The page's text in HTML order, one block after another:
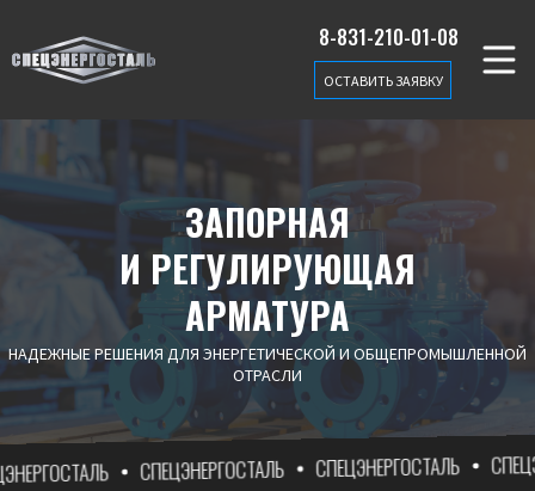
8-831-210-01-08
ОСТАВИТЬ ЗАЯВКУ
ЗАПОРНАЯ
И РЕГУЛИРУЮЩАЯ
АРМАТУРА
НАДЕЖНЫЕ РЕШЕНИЯ ДЛЯ ЭНЕРГЕТИЧЕСКОЙ И ОБЩЕПРОМЫШЛЕННОЙ
ОТРАСЛИ
СПЕЦЭНЕРГОСТАЛЬ СПЕЦЭНЕРГОСТАЛЬ
ФИЛЬТРЫ СЕТЧАТЫЕ ФЛАНЦЕВЫЕ